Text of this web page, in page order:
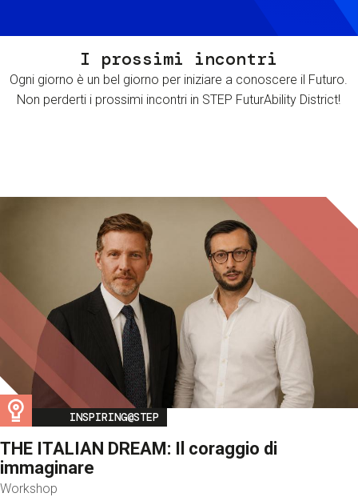
I prossimi incontri
Ogni giorno è un bel giorno per iniziare a conoscere il Futuro.
Non perderti i prossimi incontri in STEP FuturAbility District!
Image
INSPIRING@STEP
THE ITALIAN DREAM: Il coraggio di
immaginare
Workshop